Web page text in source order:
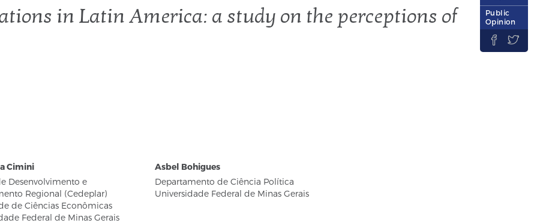
in Latin America: a study on the perceptions of
Public
Opinion
 
Cimini
Desenvolvimento e
Regional (Cedeplar)
de Ciências Econômicas
Federal de Minas Gerais
Asbel Bohigues
Departamento de Ciência Política
Universidade Federal de Minas Gerais